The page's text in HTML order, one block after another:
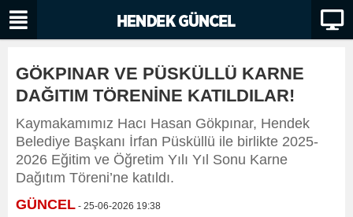
GÖKPINAR VE PÜSKÜLLÜ KARNE
DAĞITIM TÖRENİNE KATILDILAR!
Kaymakamımız Hacı Hasan Gökpınar, Hendek
Belediye Başkanı İrfan Püsküllü ile birlikte 2025-
2026 Eğitim ve Öğretim Yılı Yıl Sonu Karne
Dağıtım Töreni’ne katıldı.
GÜNCEL - 25-06-2026 19:38